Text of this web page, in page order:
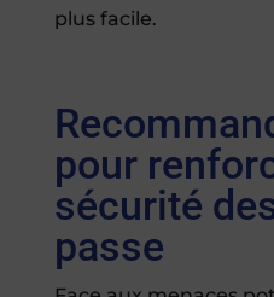
plus facile.
pour
sécurité
passe